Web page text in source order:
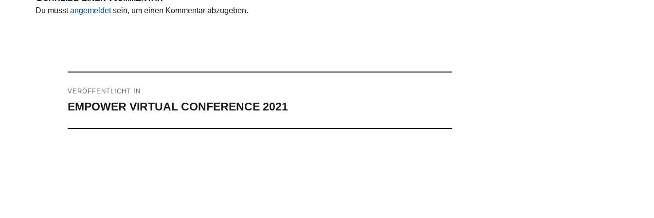
Du musstangemeldetsein, um einen Kommentar abzugeben.
VERÖFFENTLICHT IN
EMPOWER VIRTUAL CONFERENCE 2021